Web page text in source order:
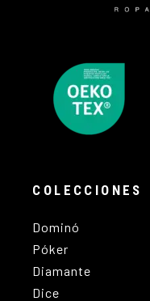
COLECCIONES
Dominó
Póker
Diamante
Dice